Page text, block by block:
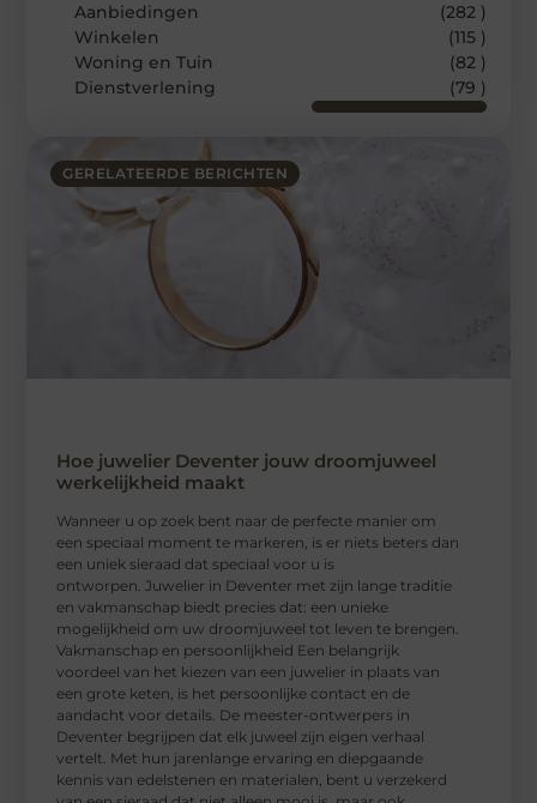
GERELATEERDE BERICHTEN
Hoe juwelier Deventer jouw droomjuweel
werkelijkheid maakt
Wanneer u op zoek bent naar de perfecte manier om
een speciaal moment te markeren, is er niets beters dan
een uniek sieraad dat speciaal voor u is
ontworpen. Juwelier in Deventer met zijn lange traditie
en vakmanschap biedt precies dat: een unieke
mogelijkheid om uw droomjuweel tot leven te brengen.
Vakmanschap en persoonlijkheid Een belangrijk
voordeel van het kiezen van een juwelier in plaats van
een grote keten, is het persoonlijke contact en de
aandacht voor details. De meester-ontwerpers in
Deventer begrijpen dat elk juweel zijn eigen verhaal
vertelt. Met hun jarenlange ervaring en diepgaande
kennis van edelstenen en materialen, bent u verzekerd
Aanbiedingen
(282 )
Winkelen
(115 )
Woning en Tuin
(82 )
Dienstverlening
(79 )